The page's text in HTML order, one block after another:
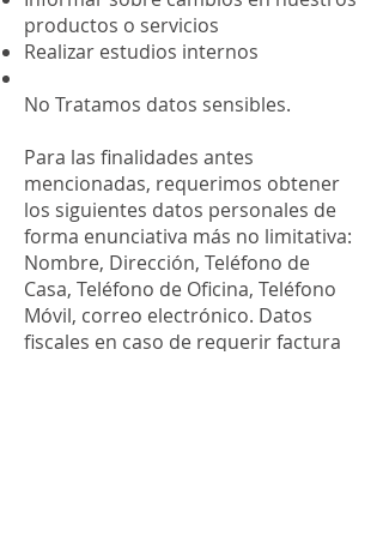
productos o servicios
Realizar estudios internos
No Tratamos datos sensibles.
Para las finalidades antes
mencionadas, requerimos obtener
los siguientes datos personales de
forma enunciativa más no limitativa:
Nombre, Dirección, Teléfono de
Casa, Teléfono de Oficina, Teléfono
Móvil, correo electrónico. Datos
fiscales en caso de requerir factura